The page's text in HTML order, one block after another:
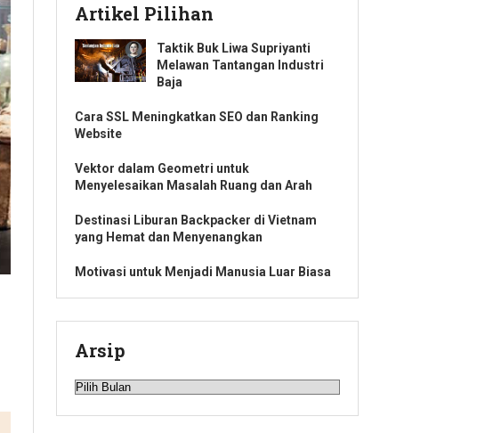
Artikel Pilihan
Taktik Buk Liwa Supriyanti
Melawan Tantangan Industri
Baja
Cara SSL Meningkatkan SEO dan Ranking
Website
Vektor dalam Geometri untuk
Menyelesaikan Masalah Ruang dan Arah
Destinasi Liburan Backpacker di Vietnam
yang Hemat dan Menyenangkan
Motivasi untuk Menjadi Manusia Luar Biasa
Arsip
Arsip